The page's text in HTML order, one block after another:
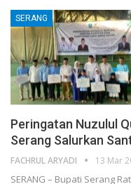
SERANG
Peringatan Nuzulul
Serang Salurkan
FACHRUL ARYADI 13 Mar
SERANG – Bupati Serang